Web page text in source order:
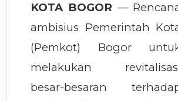
KOTA BOGOR —
ambisius Pemerintah
(Pemkot) Bogor
melakukan
besar-besaran